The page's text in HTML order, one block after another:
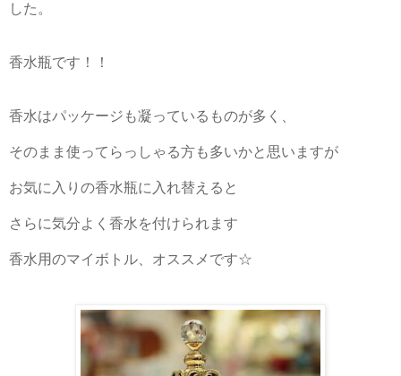
した。
香水瓶です！！
香水はパッケージも凝っているものが多く、
そのまま使ってらっしゃる方も多いかと思いますが
お気に入りの香水瓶に入れ替えると
さらに気分よく香水を付けられます
香水用のマイボトル、オススメです☆